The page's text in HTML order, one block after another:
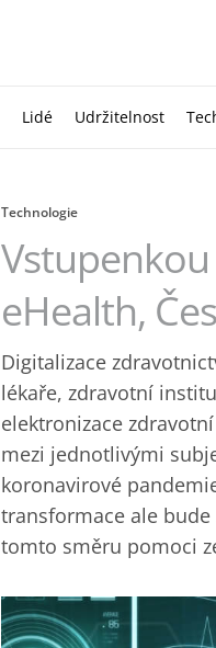
Lidé Udržitelnost
Technologie
eHealth,
Digitalizace
lékaře, zdravotní
elektronizace
mezi jednotlivými
koronavirové
transformace ale
tomto směru pomoci